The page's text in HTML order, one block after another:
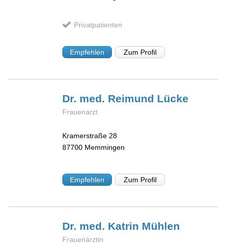
Privatpatienten
Empfehlen Zum Profil
Dr. med. Reimund Lücke
Frauenarzt
Kramerstraße 28
87700 Memmingen
Empfehlen Zum Profil
Dr. med. Katrin Mühlen
Frauenärztin